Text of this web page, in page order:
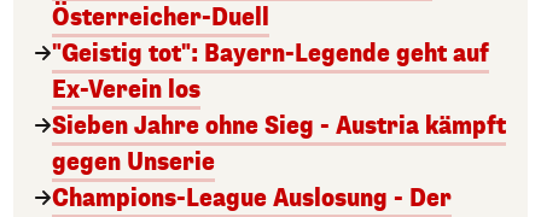
Österreicher-Duell
"Geistig tot": Bayern-Legende geht auf
Ex-Verein los
Sieben Jahre ohne Sieg - Austria kämpft
gegen Unserie
Champions-League Auslosung - Der